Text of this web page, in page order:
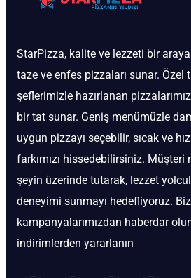
StarPizza, kalite ve lezzeti bir
taze ve enfes pizzaları sunar. Özel
şeflerimizle hazırlanan
bir tat sunar. Geniş menümüzle
uygun pizzayı seçebilir, sıcak ve
farkımızı hissedebilirsiniz.
şeyin üzerinde tutarak, lezzet
deneyimi sunmayı hedefliyoruz.
kampanyalarımızdan haberdar
indirimlerden yararlanın